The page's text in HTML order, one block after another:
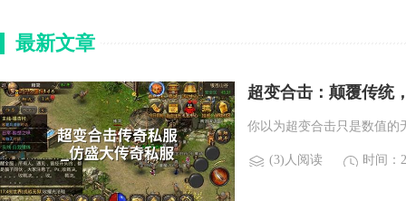
最新文章
超变合击：颠覆传统
你以为超变合击只是数值的
(3)人阅读 时间：